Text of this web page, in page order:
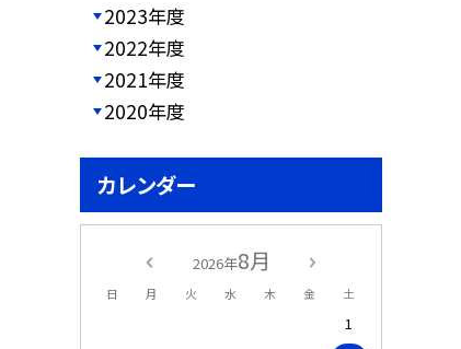
2023年度
2022年度
2021年度
2020年度
カレンダー
2026年8月
日 月 火 水 木 金 土
1